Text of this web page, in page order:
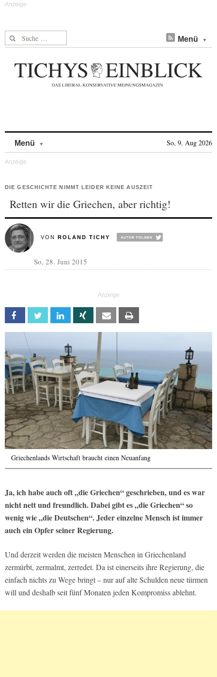
Suche nach: Menü
Menü So, 9. Aug 2026
DIE GESCHICHTE NIMMT LEIDER KEINE AUSZEIT
Retten wir die Griechen, aber richtig!
VON ROLAND TICHY
So, 28. Juni 2015
Facebook Twitter Linkedin Xing Email
Griechenlands Wirtschaft braucht einen Neuanfang
Ja, ich habe auch oft „die Griechen“ geschrieben, und es war
nicht nett und freundlich. Dabei gibt es „die Griechen“ so
wenig wie „die Deutschen“. Jeder einzelne Mensch ist immer
auch ein Opfer seiner Regierung.
Und derzeit werden die meisten Menschen in Griechenland
zermürbt, zermalmt, zerredet. Da ist einerseits ihre Regierung, die
einfach nichts zu Wege bringt – nur auf alte Schulden neue türmen
will und deshalb seit fünf Monaten jeden Kompromiss ablehnt.